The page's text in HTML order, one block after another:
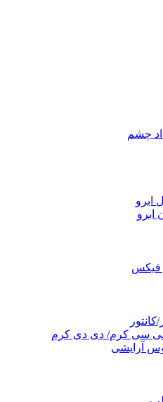
چشم
ابرو
ابرو
فیکس
سی کرم/ دی دی کرم
آرایشی